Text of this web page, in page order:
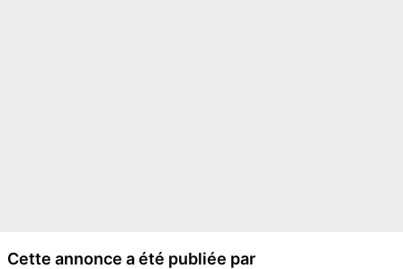
Cette annonce a été publiée par